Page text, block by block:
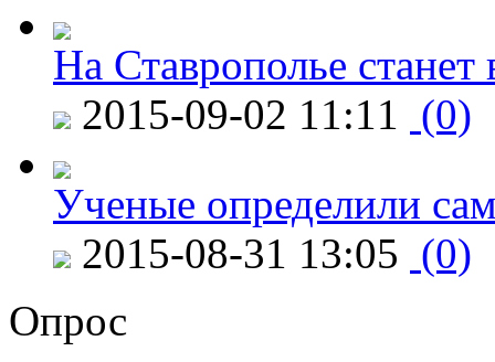
На Ставрополье
2015-09-02 11:11 (0)
Ученые определили
2015-08-31 13:05 (0)
Опрос